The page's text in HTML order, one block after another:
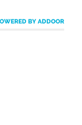
BY ADDOOR